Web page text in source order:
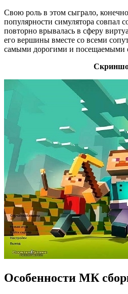
Свою роль в этом сыграло,
популярности симулятора совпал
повторно врывалась в сферу
его вершины вместе со всеми
самыми дорогими и посещаемыми
Особенности МК